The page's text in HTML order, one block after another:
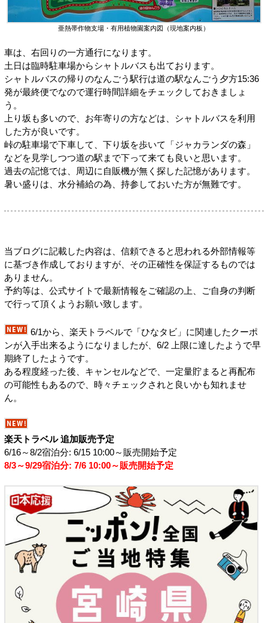
亜熱帯作物支場・有用植物園案内図（現地案内板）
車は、右回りの一方通行になります。
土日は臨時駐車場からシャトルバスも出ております。
シャトルバスの帰りのなんごう駅行は道の駅なんごう夕方15:36
発が最終便でなので運行時間詳細をチェックしておきましょ
う。
上り坂も多いので、お年寄りの方などは、シャトルバスを利用
した方が良いです。
峠の駐車場で下車して、下り坂を歩いて「ジャカランダの森」
などを見学しつつ道の駅まで下って来ても良いと思います。
過去の記憶では、周辺に自販機が無く探した記憶があります。
暑い盛りは、水分補給の為、持参しておいた方が無難です。
当ブログに記載した内容は、信頼できると思われる外部情報等
に基づき作成しておりますが、その正確性を保証するものでは
ありません。
予約等は、公式サイトで最新情報をご確認の上、ご自身の判断
で行って頂くようお願い致します。
6/1から、楽天トラベルで「ひなタビ」に関連したクーポ
ンが入手出来るようになりましたが、6/2 上限に達したようで早
期終了したようです。
ある程度経った後、キャンセルなどで、一定量貯まると再配布
の可能性もあるので、時々チェックされと良いかも知れませ
ん。
楽天トラベル 追加販売予定
6/16～8/2宿泊分: 6/15 10:00～販売開始予定
8/3～9/29宿泊分: 7/6 10:00～販売開始予定